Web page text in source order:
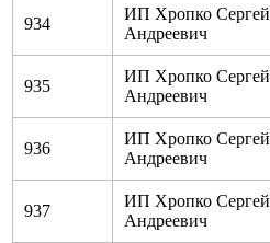
934
ИП Хропко Сергей
Андреевич
935
ИП Хропко Сергей
Андреевич
936
ИП Хропко Сергей
Андреевич
937
ИП Хропко Сергей
Андреевич